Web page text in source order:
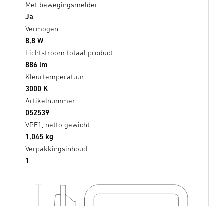
Met bewegingsmelder
Ja
Vermogen
8,8 W
Lichtstroom totaal product
886 lm
Kleurtemperatuur
3000 K
Artikelnummer
052539
VPE1, netto gewicht
1,045 kg
Verpakkingsinhoud
1